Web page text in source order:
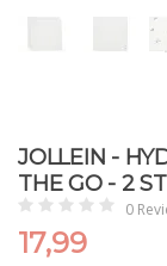
JOLLEIN -
THE GO - 2
0
17,99